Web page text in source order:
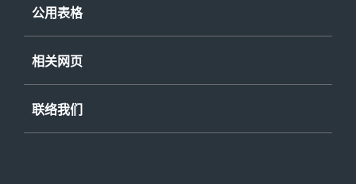
公用表格
相关网页
联络我们